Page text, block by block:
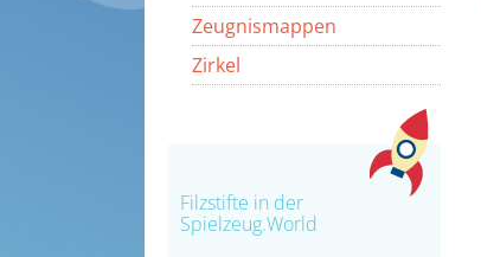
Zeugnismappen
Zirkel
Filzstifte in der
Spielzeug.World